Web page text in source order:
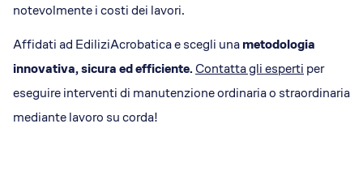
notevolmente i costi dei lavori.
Affidati ad EdiliziAcrobatica e scegli unametodologia
innovativa, sicura ed efficiente.Contatta gli esperti per
eseguire interventi di manutenzione ordinaria o straordinaria
mediante lavoro su corda!